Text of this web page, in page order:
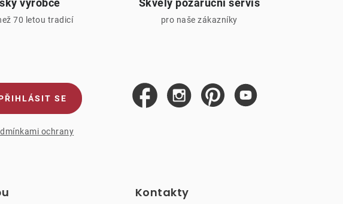
70 letou tradicí pro naše zákazníky
ochrany
SE
Kontakty